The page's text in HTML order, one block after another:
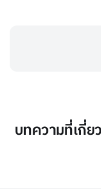
บทความที่เกี่ย